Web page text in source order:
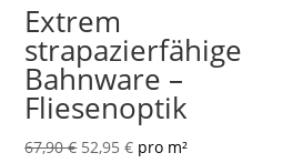
Extrem
strapazierfähige
Bahnware –
Fliesenoptik
67,90€ Ursprünglicher
52,95€Aktueller
pro m²